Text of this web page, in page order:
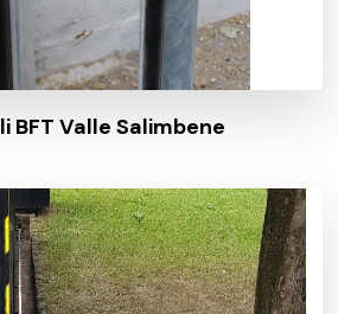
BFT Valle Salimbene